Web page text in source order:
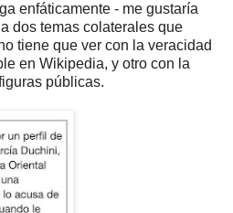
enfáticamente - me gustaría
dos temas colaterales que
tiene que ver con la veracidad
en Wikipedia, y otro con la
públicas.